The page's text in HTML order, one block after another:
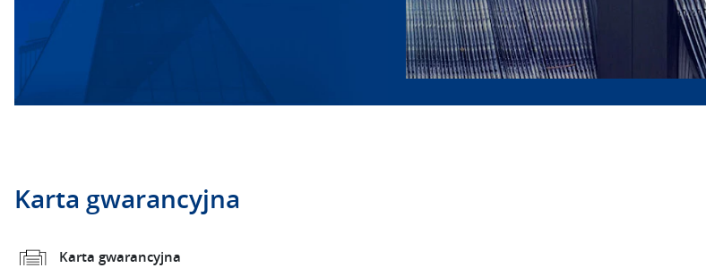
Karta gwarancyjna
Karta gwarancyjna